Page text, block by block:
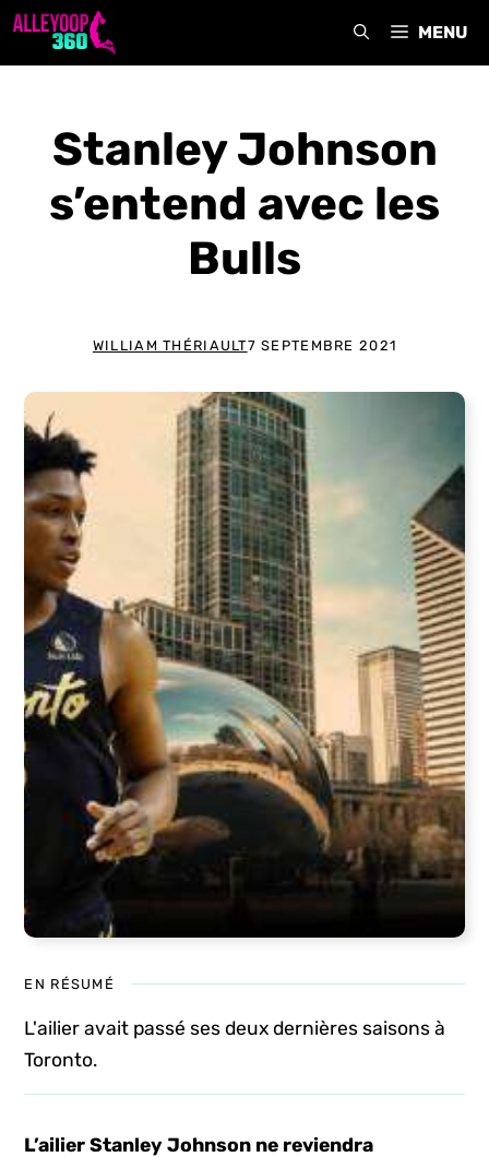
Aller
MENU
Stanley Johnson
s’entend avec les
Bulls
WILLIAM THÉRIAULT7 SEPTEMBRE 2021
EN RÉSUMÉ
L'ailier avait passé ses deux dernières saisons à
Toronto.
L’ailier Stanley Johnson ne reviendra